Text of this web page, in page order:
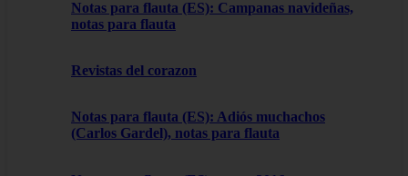
Notas para flauta (ES): Campanas navideñas,
notas para flauta
Revistas del corazon
Notas para flauta (ES): Adiós muchachos
(Carlos Gardel), notas para flauta